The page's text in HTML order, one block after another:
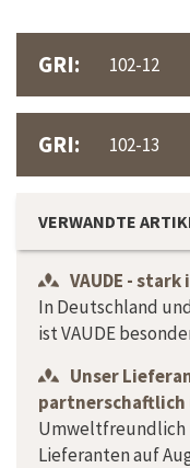
GRI: 102-12
GRI: 102-13
VERWANDTE
VAUDE - stark
In Deutschland
ist VAUDE
Unser
Umweltfreundlich
Lieferanten auf